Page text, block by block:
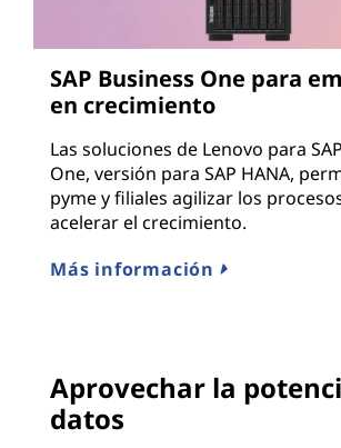
SAP Business One para
en crecimiento
Las soluciones de Lenovo para
One, versión para SAP HANA,
pyme y filiales agilizar los
acelerar el crecimiento.
Más información
Aprovechar la
datos